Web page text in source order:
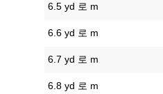
6.5 yd 로 m
6.6 yd 로 m
6.7 yd 로 m
6.8 yd 로 m